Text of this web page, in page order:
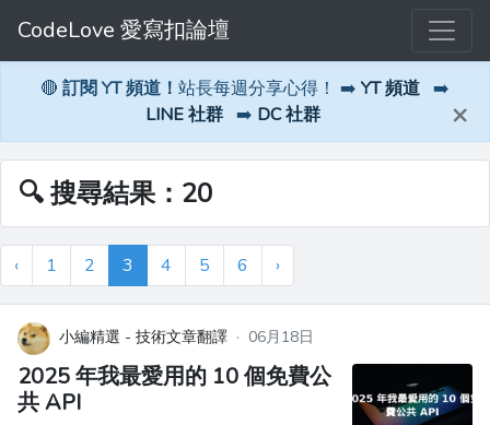
CodeLove 愛寫扣論壇
🔴 訂閱 YT 頻道！ 站長每週分享心得！ ➡️ YT 頻道 ➡️
LINE 社群 ➡️ DC 社群 ×
🔍 搜尋結果：20
‹ 1 2 3 4 5 6 ›
小編精選 - 技術文章翻譯 · 06月18日
2025 年我最愛用的 10 個免費公
共 API